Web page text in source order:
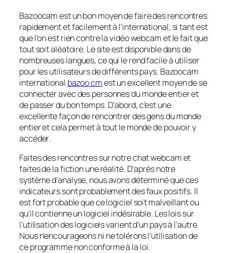
Bazoocam est un bon moyen de faire des rencontres
rapidement et facilement à l’international, si tant est
que l’on est rien contre la vidéo webcam et le fait que
tout soit aléatoire. Le site est disponible dans de
nombreuses langues, ce qui le rend facile à utiliser
pour les utilisateurs de différents pays. Bazoocam
international bazoo cmest un excellent moyen de se
connecter avec des personnes du monde entier et
de passer du bon temps. D’abord, c’est une
excellente façon de rencontrer des gens du monde
entier et cela permet à tout le monde de pouvoir y
accéder.
Faites des rencontres sur notre chat webcam et
faites de la fiction une réalité. D’après notre
système d’analyse, nous avons déterminé que ces
indicateurs sont probablement des faux positifs. Il
est fort probable que ce logiciel soit malveillant ou
qu’il contienne un logiciel indésirable. Les lois sur
l’utilisation des logiciels varient d’un pays à l’autre.
Nous n’encourageons ni ne tolérons l’utilisation de
ce programme non conforme à la loi.